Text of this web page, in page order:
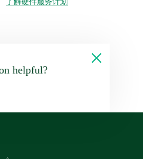
helpful?